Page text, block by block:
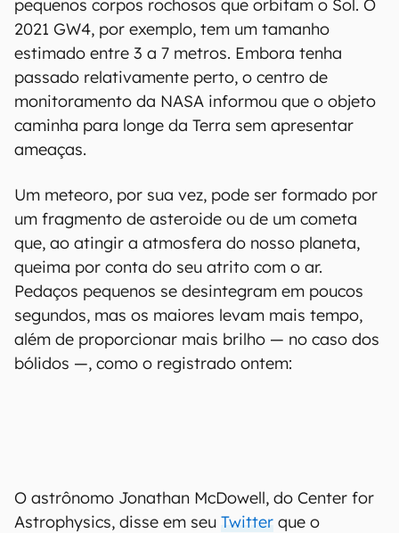
pequenos corpos rochosos que orbitam o Sol. O
2021 GW4, por exemplo, tem um tamanho
estimado entre 3 a 7 metros. Embora tenha
passado relativamente perto, o centro de
monitoramento da NASA informou que o objeto
caminha para longe da Terra sem apresentar
ameaças.
Um meteoro, por sua vez, pode ser formado por
um fragmento de asteroide ou de um cometa
que, ao atingir a atmosfera do nosso planeta,
queima por conta do seu atrito com o ar.
Pedaços pequenos se desintegram em poucos
segundos, mas os maiores levam mais tempo,
além de proporcionar mais brilho — no caso dos
bólidos —, como o registrado ontem:
O astrônomo Jonathan McDowell, do Center for
Astrophysics, disse em seu Twitter que o